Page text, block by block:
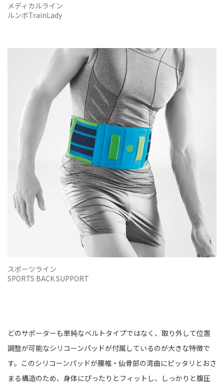
メディカルライン
ルンボTrainLady
スポーツライン
SPORTS BACK SUPPORT
どのサポーターも単純なベルトタイプではなく、取り外して位置
調整が可能なシリコーンパッドが付属しているのが大きな特徴で
す。このシリコーンパッドが腰椎・仙骨部の湾曲にピッタリとおさ
まる構造のため、身体にぴったりとフィットし、しっかりと腹圧